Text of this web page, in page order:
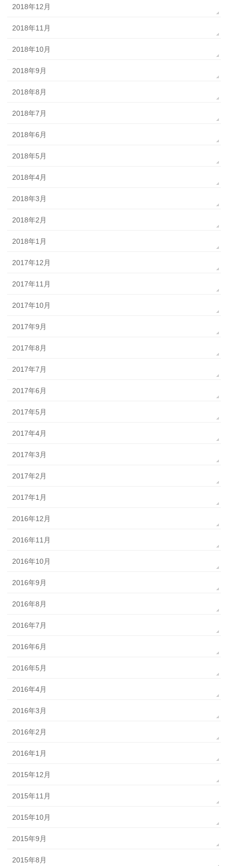
2018年12月
2018年11月
2018年10月
2018年9月
2018年8月
2018年7月
2018年6月
2018年5月
2018年4月
2018年3月
2018年2月
2018年1月
2017年12月
2017年11月
2017年10月
2017年9月
2017年8月
2017年7月
2017年6月
2017年5月
2017年4月
2017年3月
2017年2月
2017年1月
2016年12月
2016年11月
2016年10月
2016年9月
2016年8月
2016年7月
2016年6月
2016年5月
2016年4月
2016年3月
2016年2月
2016年1月
2015年12月
2015年11月
2015年10月
2015年9月
2015年8月